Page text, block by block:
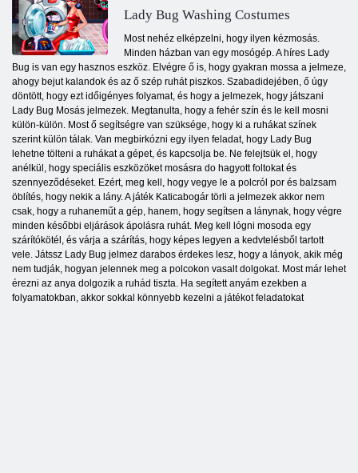
Lady Bug Washing Costumes
Most nehéz elképzelni, hogy ilyen kézmosás.
Minden házban van egy mosógép. A híres Lady
Bug is van egy hasznos eszköz. Elvégre ő is, hogy gyakran mossa a jelmeze,
ahogy bejut kalandok és az ő szép ruhát piszkos. Szabadidejében, ő úgy
döntött, hogy ezt időigényes folyamat, és hogy a jelmezek, hogy játszani
Lady Bug Mosás jelmezek. Megtanulta, hogy a fehér szín és le kell mosni
külön-külön. Most ő segítségre van szüksége, hogy ki a ruhákat színek
szerint külön tálak. Van megbirkózni egy ilyen feladat, hogy Lady Bug
lehetne tölteni a ruhákat a gépet, és kapcsolja be. Ne felejtsük el, hogy
anélkül, hogy speciális eszközöket mosásra do hagyott foltokat és
szennyeződéseket. Ezért, meg kell, hogy vegye le a polcról por és balzsam
öblítés, hogy nekik a lány. A játék Katicabogár törli a jelmezek akkor nem
csak, hogy a ruhaneműt a gép, hanem, hogy segítsen a lánynak, hogy végre
minden későbbi eljárások ápolásra ruhát. Meg kell lógni mosoda egy
szárítókötél, és várja a szárítás, hogy képes legyen a kedvtelésből tartott
vele. Játssz Lady Bug jelmez darabos érdekes lesz, hogy a lányok, akik még
nem tudják, hogyan jelennek meg a polcokon vasalt dolgokat. Most már lehet
érezni az anya dolgozik a ruhád tiszta. Ha segített anyám ezekben a
folyamatokban, akkor sokkal könnyebb kezelni a játékot feladatokat